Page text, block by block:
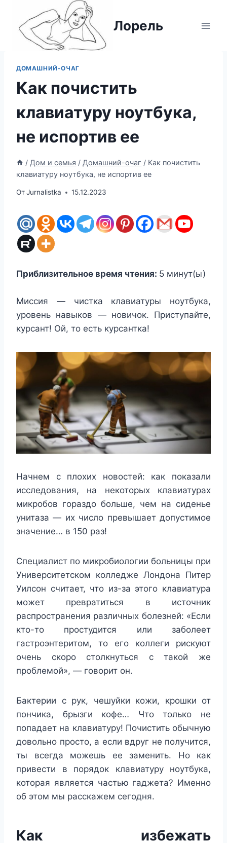
содержимому
Лорель
ДОМАШНИЙ-ОЧАГ
Как почистить
клавиатуру ноутбука,
не испортив ее
/ Дом и семья / Домашний-очаг / Как почистить
клавиатуру ноутбука, не испортив ее
ОтJurnalistka 15.12.2023
Приблизительное время чтения: 5 минут(ы)
Миссия — чистка клавиатуры ноутбука,
уровень навыков — новичок. Приступайте,
курсант! Ой, то есть курсантка!
Начнем с плохих новостей: как показали
исследования, на некоторых клавиатурах
микробов гораздо больше, чем на сиденье
унитаза — их число превышает допустимое
значение… в 150 раз!
Специалист по микробиологии больницы при
Университетском колледже Лондона Питер
Уилсон считает, что из-за этого клавиатура
может превратиться в источник
распространения различных болезней: «Если
кто-то простудится или заболеет
гастроэнтеритом, то его коллеги рискуют
очень скоро столкнуться с такой же
проблемой», — говорит он.
Бактерии с рук, чешуйки кожи, крошки от
пончика, брызги кофе… Что только не
попадает на клавиатуру! Почистить обычную
довольно просто, а если вдруг не получится,
ты всегда можешь ее заменить. Но как
привести в порядок клавиатуру ноутбука,
которая является частью гаджета? Именно
об этом мы расскажем сегодня.
Как избежать